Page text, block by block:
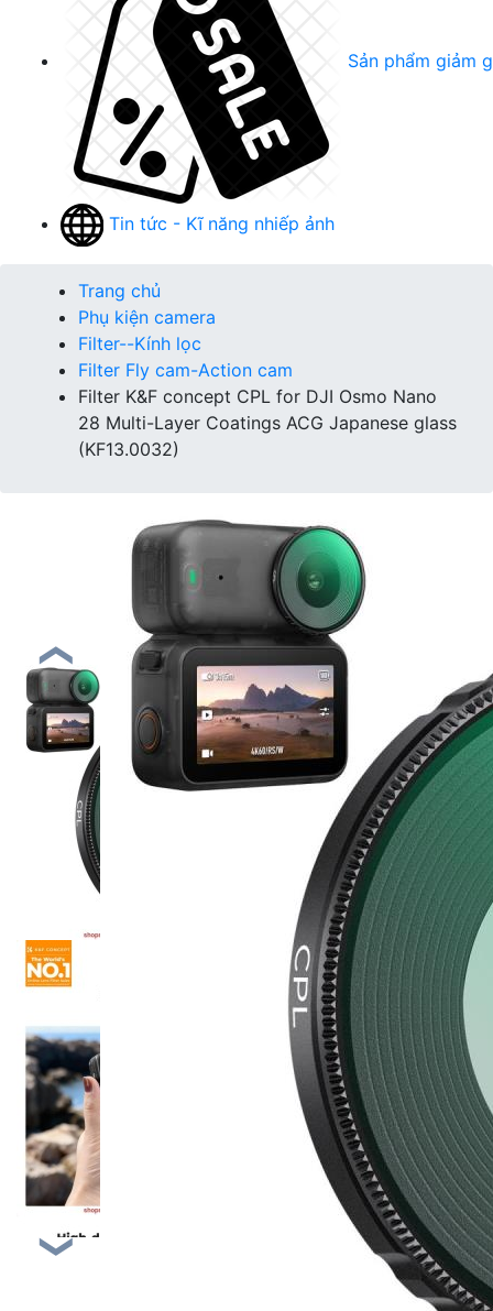
Sản phẩm giảm
Tin tức - Kĩ năng nhiếp ảnh
Trang chủ
Phụ kiện camera
Filter--Kính lọc
Filter Fly cam-Action cam
Filter K&F concept CPL for DJI Osmo Nano
28 Multi-Layer Coatings ACG Japanese glass
(KF13.0032)
❮
❯